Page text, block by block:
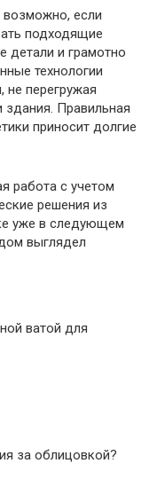
возможно, если
подходящие
детали и грамотно
технологии
не перегружая
здания. Правильная
приносит долгие
работа с учетом
решения из
уже в следующем
выглядел
ватой для
за облицовкой?